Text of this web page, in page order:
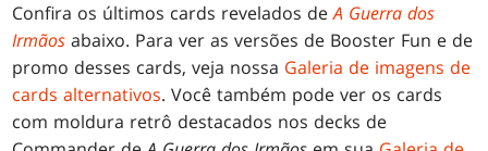
Confira os últimos cards revelados deA Guerra dos
Irmãos abaixo. Para ver as versões de Booster Fun e de
promo desses cards, veja nossa Galeria de imagens de
cards alternativos. Você também pode ver os cards
com moldura retrô destacados nos decks de